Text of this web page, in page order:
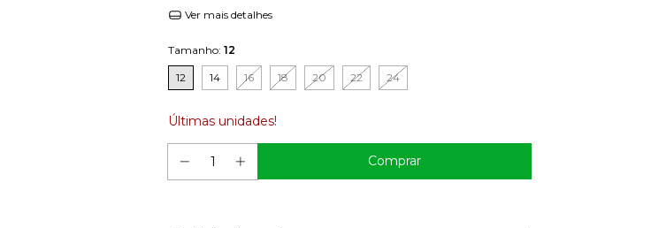
Ver mais detalhes
Tamanho: 12
12 14 16 18 20 22 24
Últimas unidades!